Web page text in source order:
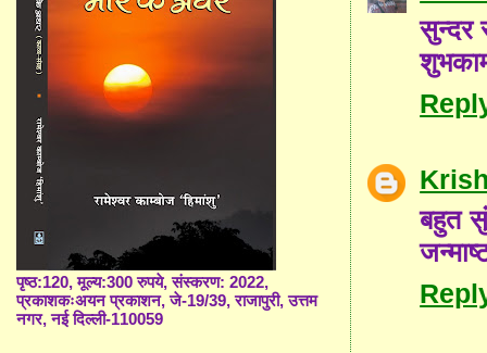
सुन्दर
बहुत
पृष्ठ:120, मूल्य:300 रुपये, संस्करण: 2022,
प्रकाशकःअयन प्रकाशन, जे-19/39, राजापुरी, उत्तम
नगर, नई दिल्ली-110059